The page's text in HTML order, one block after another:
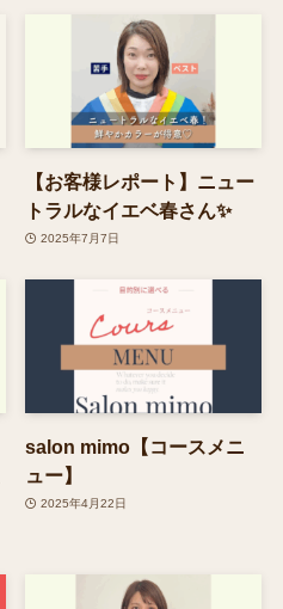
【お客様レポート】ニュー
トラルなイエベ春さん✨
2025年7月7日
salon mimo【コースメニ
ュー】
2025年4月22日